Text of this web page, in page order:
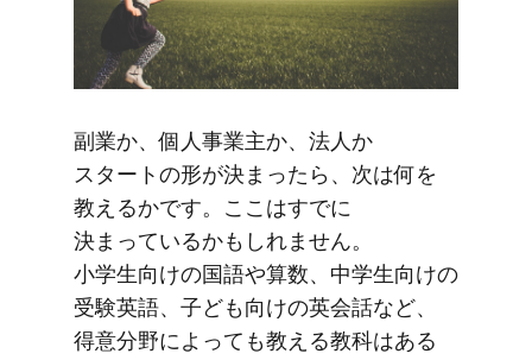
副業か、​個人事業主か、​法人か​
スタートの​形が​決まったら、​次は​何を​
教えるかです。​ここは​すでに​
決まっているかもしれません。​
小学生向けの​国語や​算数、​中学生向けの​
受験英語、​子ども​向けの​英会話など、​
得意分野に​よっても​教える​教科は​ある​